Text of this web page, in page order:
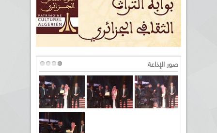
صور الإذاعة